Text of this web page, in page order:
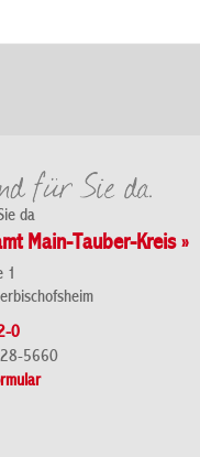
da
Main-Tauber-Kreis »
1
0
5660